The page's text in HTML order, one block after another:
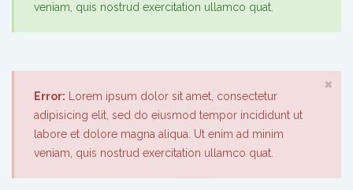
veniam, quis nostrud exercitation ullamco quat.
Error: Lorem ipsum dolor sit amet, consectetur
adipisicing elit, sed do eiusmod tempor incididunt ut
labore et dolore magna aliqua. Ut enim ad minim
veniam, quis nostrud exercitation ullamco quat.
×